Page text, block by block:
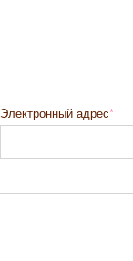
Электронный адрес